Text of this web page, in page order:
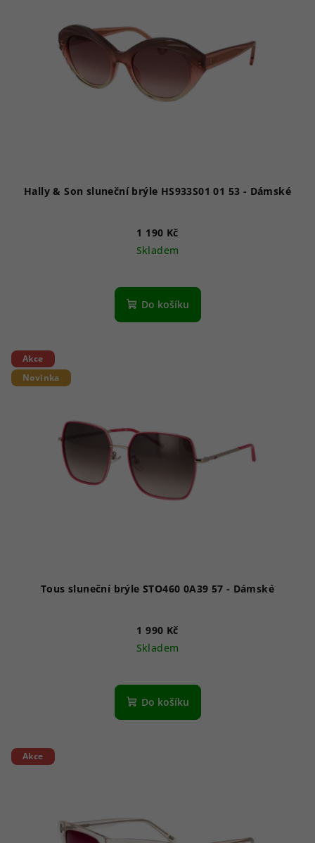
Hally & Son sluneční brýle HS933S01 01 53 - Dámské
1 190 Kč
Skladem
Do košíku
Akce
Novinka
Tous sluneční brýle STO460 0A39 57 - Dámské
1 990 Kč
Skladem
Do košíku
Akce